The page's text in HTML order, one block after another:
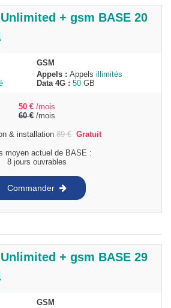
+ gsm BASE 20
GSM
Appels : Appels illimités
Data 4G : 50 GB
50 € /mois
60€/mois
& installation 89€ Gratuit
moyen actuel de BASE :
8 jours ouvrables
Commander
+ gsm BASE 29
GSM